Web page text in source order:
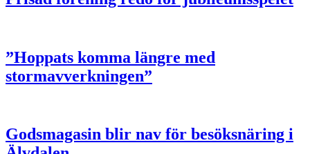
”Hoppats komma längre med
stormavverkningen”
Godsmagasin blir nav för besöksnäring i